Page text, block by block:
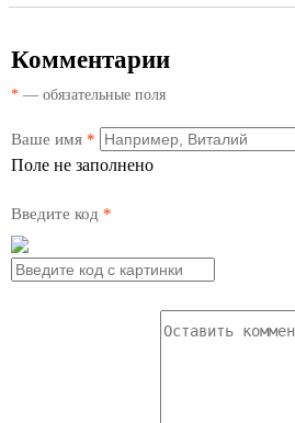
Комментарии
* — обязательные поля
Ваше имя *
Поле не заполнено
Введите код *